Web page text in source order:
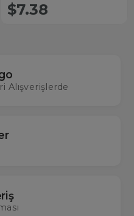
$7.38
Alışverişlerde